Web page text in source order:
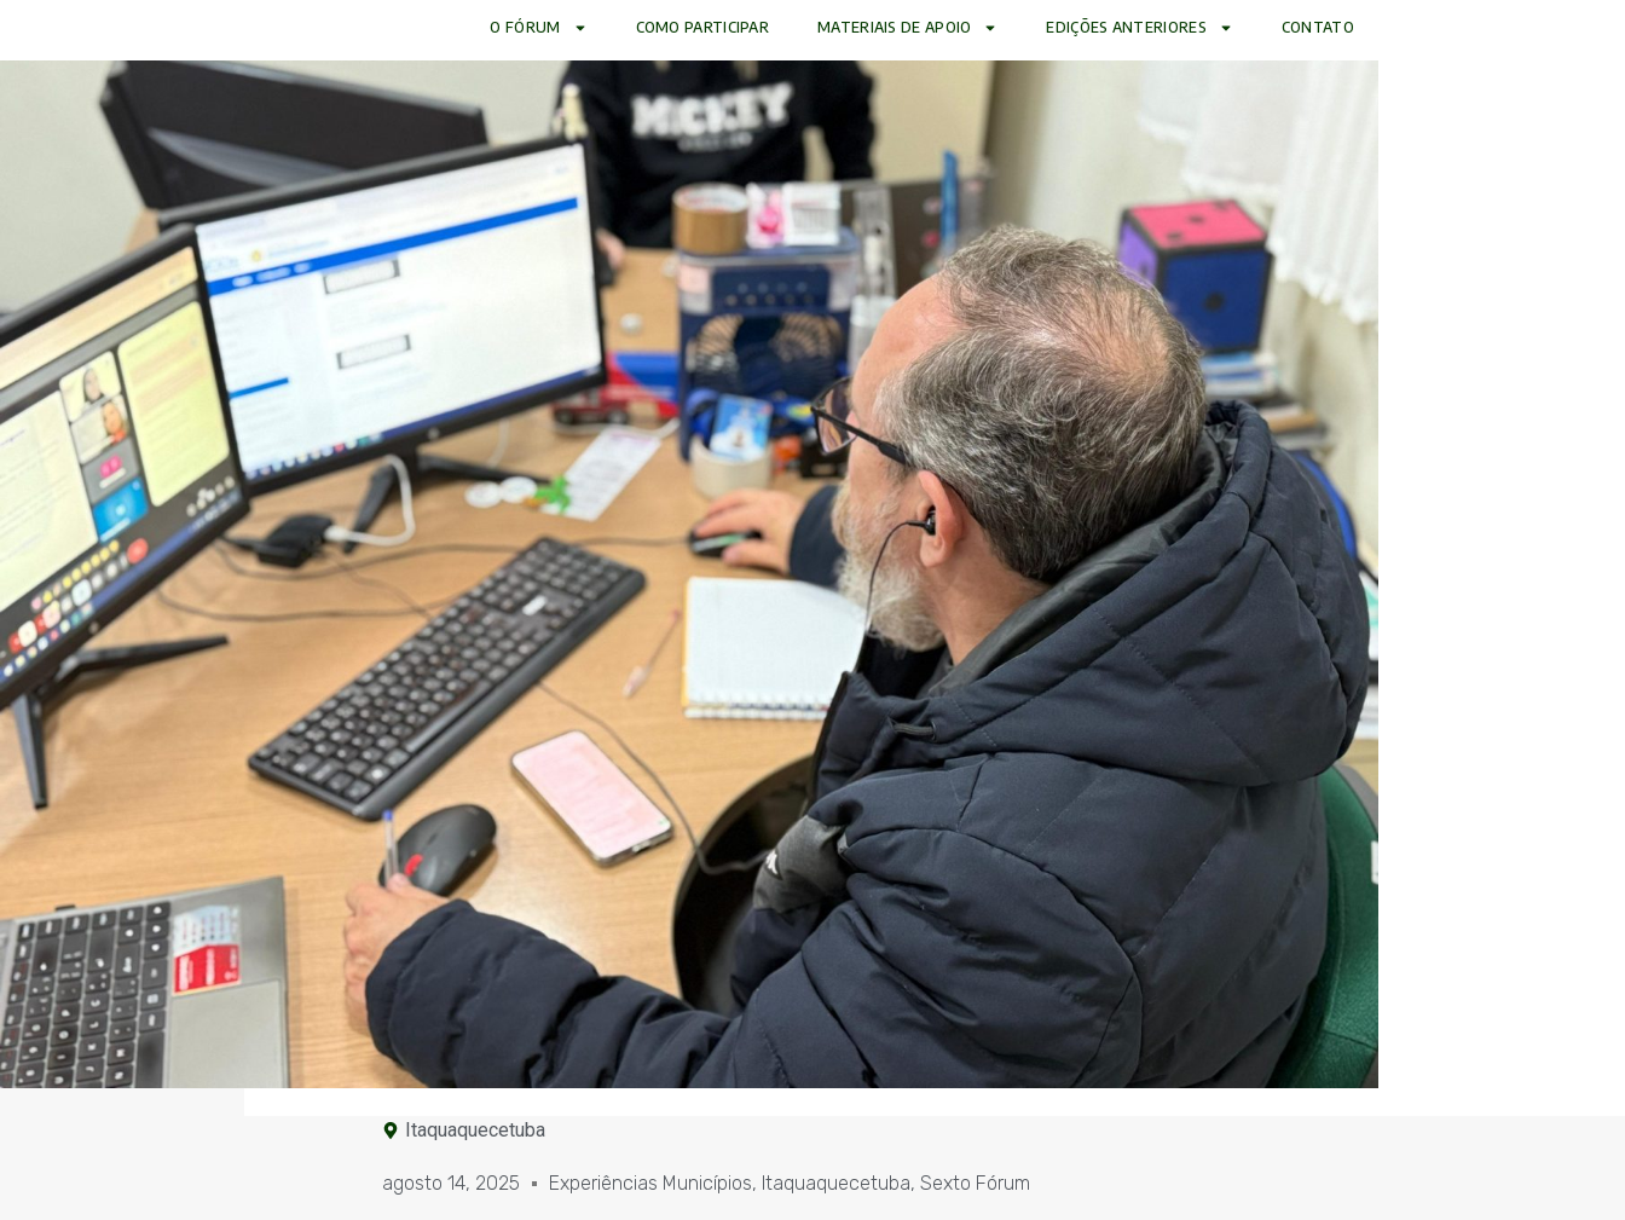
O FÓRUM COMO PARTICIPAR MATERIAIS DE APOIO EDIÇÕES ANTERIORES CONTATO
Itaquaquecetuba
agosto 14, 2025 Experiências Municípios, Itaquaquecetuba, Sexto Fórum